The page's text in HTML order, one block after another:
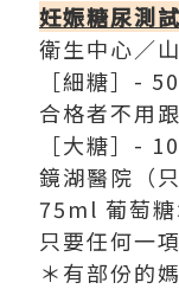
妊娠糖尿測試
衛生中心／
［細糖］-
合格者不用
［大糖］-
鏡湖醫院（
75ml 葡萄糖
只要任何一
＊有部份的